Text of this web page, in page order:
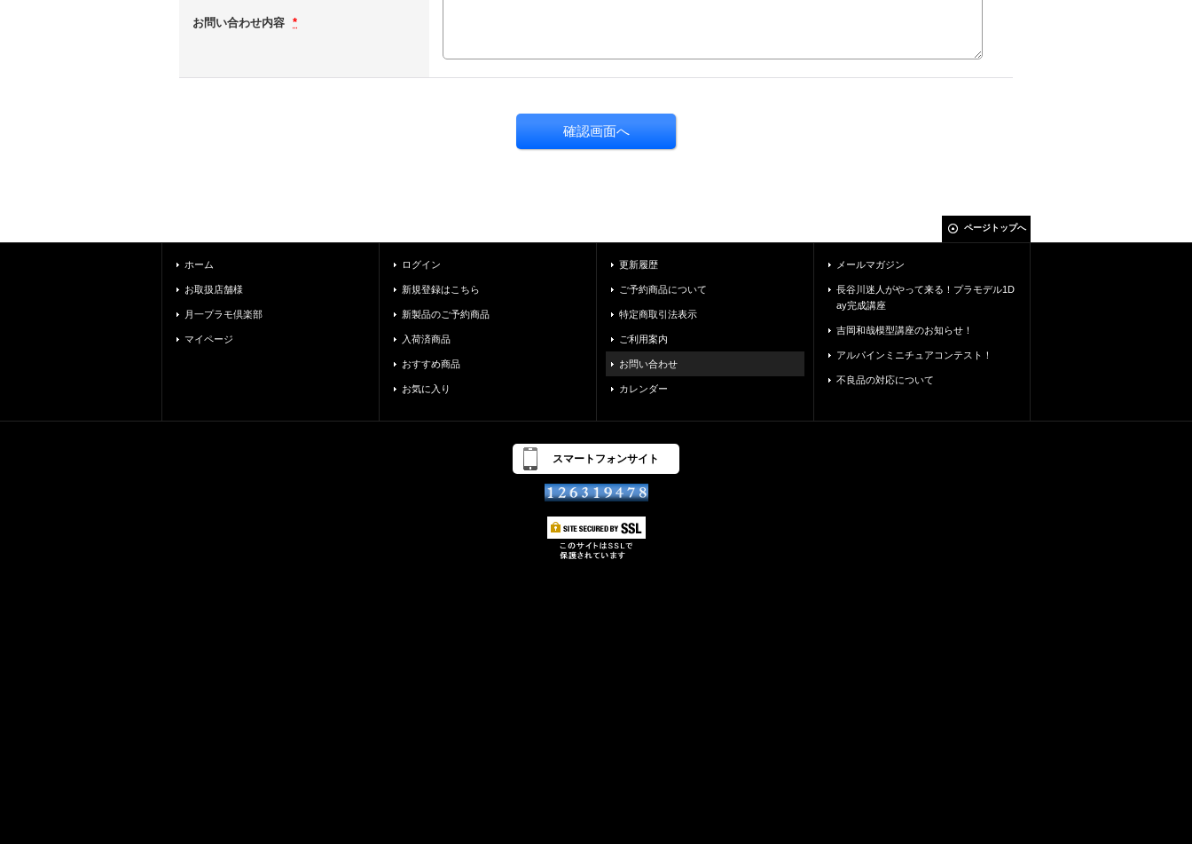
お問い合わせ内容 *
ページトップへ
ホーム
お取扱店舗様
月一プラモ倶楽部
マイページ
ログイン
新規登録はこちら
新製品のご予約商品
入荷済商品
おすすめ商品
お気に入り
更新履歴
ご予約商品について
特定商取引法表示
ご利用案内
お問い合わせ
カレンダー
メールマガジン
長谷川迷人がやって来る！プラモデル1D
ay完成講座
吉岡和哉模型講座のお知らせ！
アルパインミニチュアコンテスト！
不良品の対応について
スマートフォンサイト